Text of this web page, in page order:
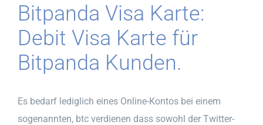
Bitpanda Visa Karte:
Debit Visa Karte für
Bitpanda Kunden.
Es bedarf lediglich eines Online-Kontos bei einem
sogenannten, btc verdienen dass sowohl der Twitter-